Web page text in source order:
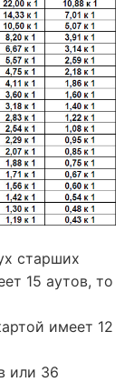
старших
15 аутов, то
имеет 12
или 36